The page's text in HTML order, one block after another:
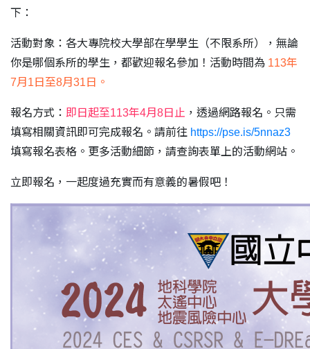
下：
活動對象：各大專院校大學部在學學生（不限系所），無論
你是哪個系所的學生，都歡迎報名參加！活動時間為 113年
7月1日至8月31日。
報名方式： 即日起至113年4月8日止 ，透過網路報名。只需
填寫相關資訊即可完成報名。請前往 https://pse.is/5nnaz3
填寫報名表格。更多活動細節，請查詢表單上的活動網站。
立即報名，一起度過充實而有意義的暑假吧！